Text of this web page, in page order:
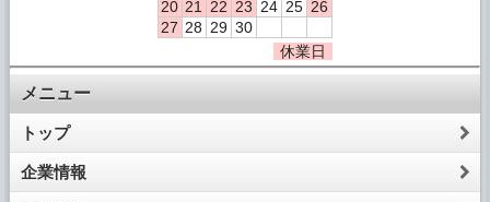
20 21 22 23 24 25 26
27 28 29 30
休業日
メニュー
トップ
企業情報